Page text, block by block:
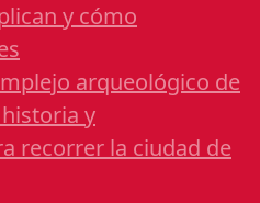
y cómo
arqueológico de
y
recorrer la ciudad de